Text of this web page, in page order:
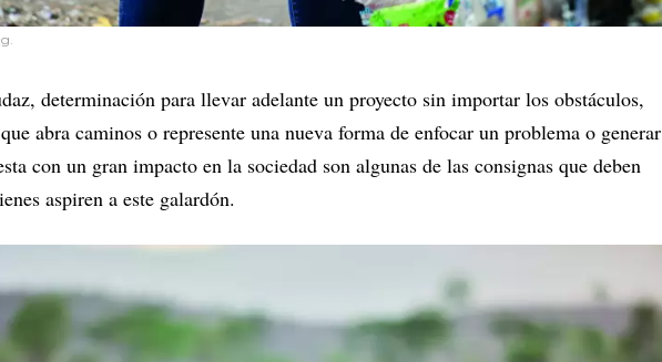
determinación para llevar adelante un proyecto sin importar los obstáculos,
abra caminos o represente una nueva forma de enfocar un problema o generar
con un gran impacto en la sociedad son algunas de las consignas que deben
aspiren a este galardón.